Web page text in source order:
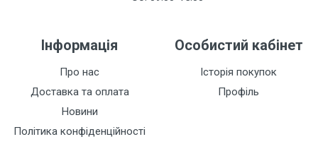
Інформація
Про нас
Доставка та оплата
Новини
Політика конфіденційності
Особистий кабінет
Історія покупок
Профіль